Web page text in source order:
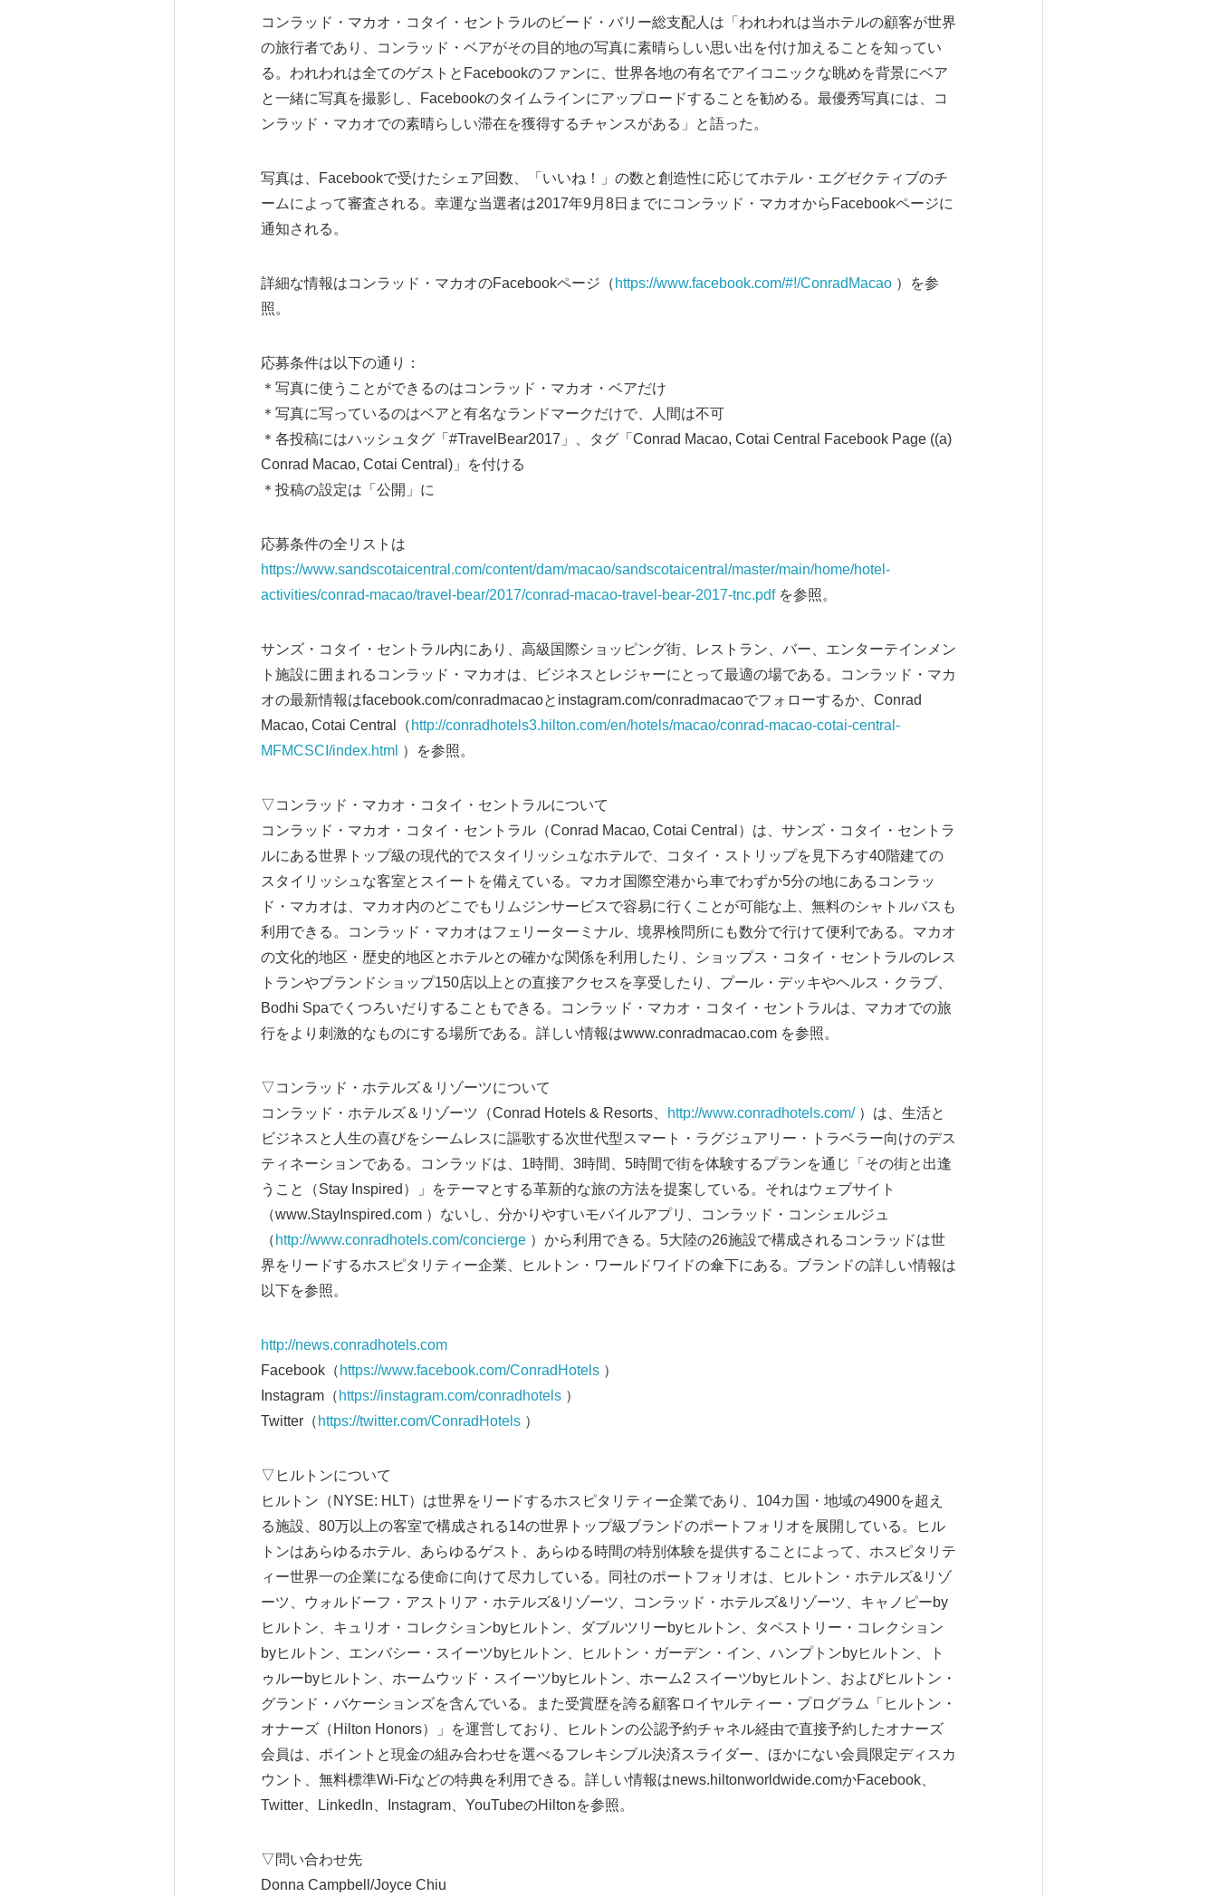
コンラッド・マカオ・コタイ・セントラルのビード・バリー総支配人は「われわれは当ホテルの顧客が世界
の旅行者であり、コンラッド・ベアがその目的地の写真に素晴らしい思い出を付け加えることを知ってい
る。われわれは全てのゲストとFacebookのファンに、世界各地の有名でアイコニックな眺めを背景にベア
と一緒に写真を撮影し、Facebookのタイムラインにアップロードすることを勧める。最優秀写真には、コ
ンラッド・マカオでの素晴らしい滞在を獲得するチャンスがある」と語った。
写真は、Facebookで受けたシェア回数、「いいね！」の数と創造性に応じてホテル・エグゼクティブのチ
ームによって審査される。幸運な当選者は2017年9月8日までにコンラッド・マカオからFacebookページに
通知される。
詳細な情報はコンラッド・マカオのFacebookページ（ https://www.facebook.com/#!/ConradMacao）を参
照。
応募条件は以下の通り：
＊写真に使うことができるのはコンラッド・マカオ・ベアだけ
＊写真に写っているのはベアと有名なランドマークだけで、人間は不可
＊各投稿にはハッシュタグ「#TravelBear2017」、タグ「Conrad Macao, Cotai Central Facebook Page ((a)
Conrad Macao, Cotai Central)」を付ける
＊投稿の設定は「公開」に
応募条件の全リストは
https://www.sandscotaicentral.com/content/dam/macao/sandscotaicentral/master/main/home/hotel-
activities/conrad-macao/travel-bear/2017/conrad-macao-travel-bear-2017-tnc.pdfを参照。
サンズ・コタイ・セントラル内にあり、高級国際ショッピング街、レストラン、バー、エンターテインメン
ト施設に囲まれるコンラッド・マカオは、ビジネスとレジャーにとって最適の場である。コンラッド・マカ
オの最新情報はfacebook.com/conradmacaoとinstagram.com/conradmacaoでフォローするか、Conrad
Macao, Cotai Central（ http://conradhotels3.hilton.com/en/hotels/macao/conrad-macao-cotai-central-
MFMCSCI/index.html ）を参照。
▽コンラッド・マカオ・コタイ・セントラルについて
コンラッド・マカオ・コタイ・セントラル（Conrad Macao, Cotai Central）は、サンズ・コタイ・セントラ
ルにある世界トップ級の現代的でスタイリッシュなホテルで、コタイ・ストリップを見下ろす40階建ての
スタイリッシュな客室とスイートを備えている。マカオ国際空港から車でわずか5分の地にあるコンラッ
ド・マカオは、マカオ内のどこでもリムジンサービスで容易に行くことが可能な上、無料のシャトルバスも
利用できる。コンラッド・マカオはフェリーターミナル、境界検問所にも数分で行けて便利である。マカオ
の文化的地区・歴史的地区とホテルとの確かな関係を利用したり、ショップス・コタイ・セントラルのレス
トランやブランドショップ150店以上との直接アクセスを享受したり、プール・デッキやヘルス・クラブ、
Bodhi Spaでくつろいだりすることもできる。コンラッド・マカオ・コタイ・セントラルは、マカオでの旅
行をより刺激的なものにする場所である。詳しい情報はwww.conradmacao.com を参照。
▽コンラッド・ホテルズ＆リゾーツについて
コンラッド・ホテルズ＆リゾーツ（Conrad Hotels & Resorts、
http://www.conradhotels.com/）は、生活と
ビジネスと人生の喜びをシームレスに謳歌する次世代型スマート・ラグジュアリー・トラベラー向けのデス
ティネーションである。コンラッドは、1時間、3時間、5時間で街を体験するプランを通じ「その街と出逢
うこと（Stay Inspired）」をテーマとする革新的な旅の方法を提案している。それはウェブサイト
（www.StayInspired.com ）ないし、分かりやすいモバイルアプリ、コンラッド・コンシェルジュ
（ http://www.conradhotels.com/concierge）から利用できる。5大陸の26施設で構成されるコンラッドは世
界をリードするホスピタリティー企業、ヒルトン・ワールドワイドの傘下にある。ブランドの詳しい情報は
以下を参照。
http://news.conradhotels.com
Facebook（ https://www.facebook.com/ConradHotels）
Instagram（ https://instagram.com/conradhotels）
Twitter（ https://twitter.com/ConradHotels）
▽ヒルトンについて
ヒルトン（NYSE: HLT）は世界をリードするホスピタリティー企業であり、104カ国・地域の4900を超え
る施設、80万以上の客室で構成される14の世界トップ級ブランドのポートフォリオを展開している。ヒル
トンはあらゆるホテル、あらゆるゲスト、あらゆる時間の特別体験を提供することによって、ホスピタリテ
ィー世界一の企業になる使命に向けて尽力している。同社のポートフォリオは、ヒルトン・ホテルズ&リゾ
ーツ、ウォルドーフ・アストリア・ホテルズ&リゾーツ、コンラッド・ホテルズ&リゾーツ、キャノピーby
ヒルトン、キュリオ・コレクションbyヒルトン、ダブルツリーbyヒルトン、タペストリー・コレクション
byヒルトン、エンバシー・スイーツbyヒルトン、ヒルトン・ガーデン・イン、ハンプトンbyヒルトン、ト
ゥルーbyヒルトン、ホームウッド・スイーツbyヒルトン、ホーム2 スイーツbyヒルトン、およびヒルトン・
グランド・バケーションズを含んでいる。また受賞歴を誇る顧客ロイヤルティー・プログラム「ヒルトン・
オナーズ（Hilton Honors）」を運営しており、ヒルトンの公認予約チャネル経由で直接予約したオナーズ
会員は、ポイントと現金の組み合わせを選べるフレキシブル決済スライダー、ほかにない会員限定ディスカ
ウント、無料標準Wi-Fiなどの特典を利用できる。詳しい情報はnews.hiltonworldwide.comかFacebook、
Twitter、LinkedIn、Instagram、YouTubeのHiltonを参照。
▽問い合わせ先
Donna Campbell/Joyce Chiu